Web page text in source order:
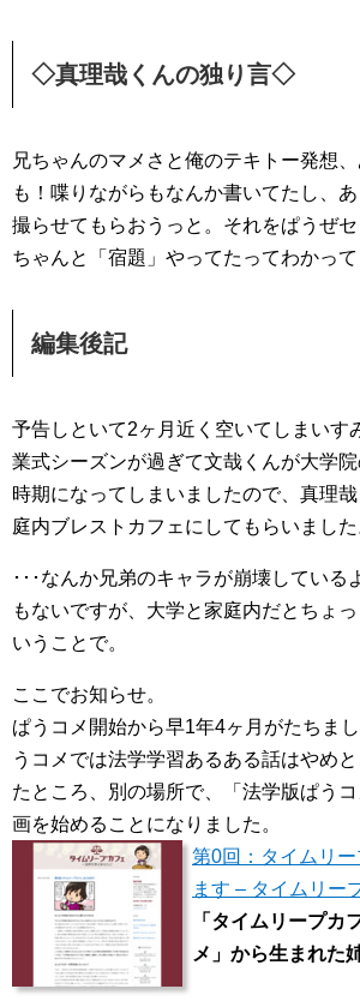
◇真理哉くんの独り言◇
兄ちゃんのマメさと俺のテキトー発想
も！喋りながらもなんか書いてたし、
撮らせてもらおうっと。それをぱうぜセ
ちゃんと「宿題」やってたってわかって
編集後記
予告しといて2ヶ月近く空いてしまいす
業式シーズンが過ぎて文哉くんが大学
時期になってしまいましたので、真理
庭内ブレストカフェにしてもらいました
･･･なんか兄弟のキャラが崩壊している
もないですが、大学と家庭内だとちょ
いうことで。
ここでお知らせ。
ぱうコメ開始から早1年4ヶ月がたちま
うコメでは法学学習あるある話はやめ
たところ、別の場所で、「法学版ぱう
画を始めることになりました。
第0回：タイムリ
ます – タイムリー
「タイムリープカ
メ」から生まれた